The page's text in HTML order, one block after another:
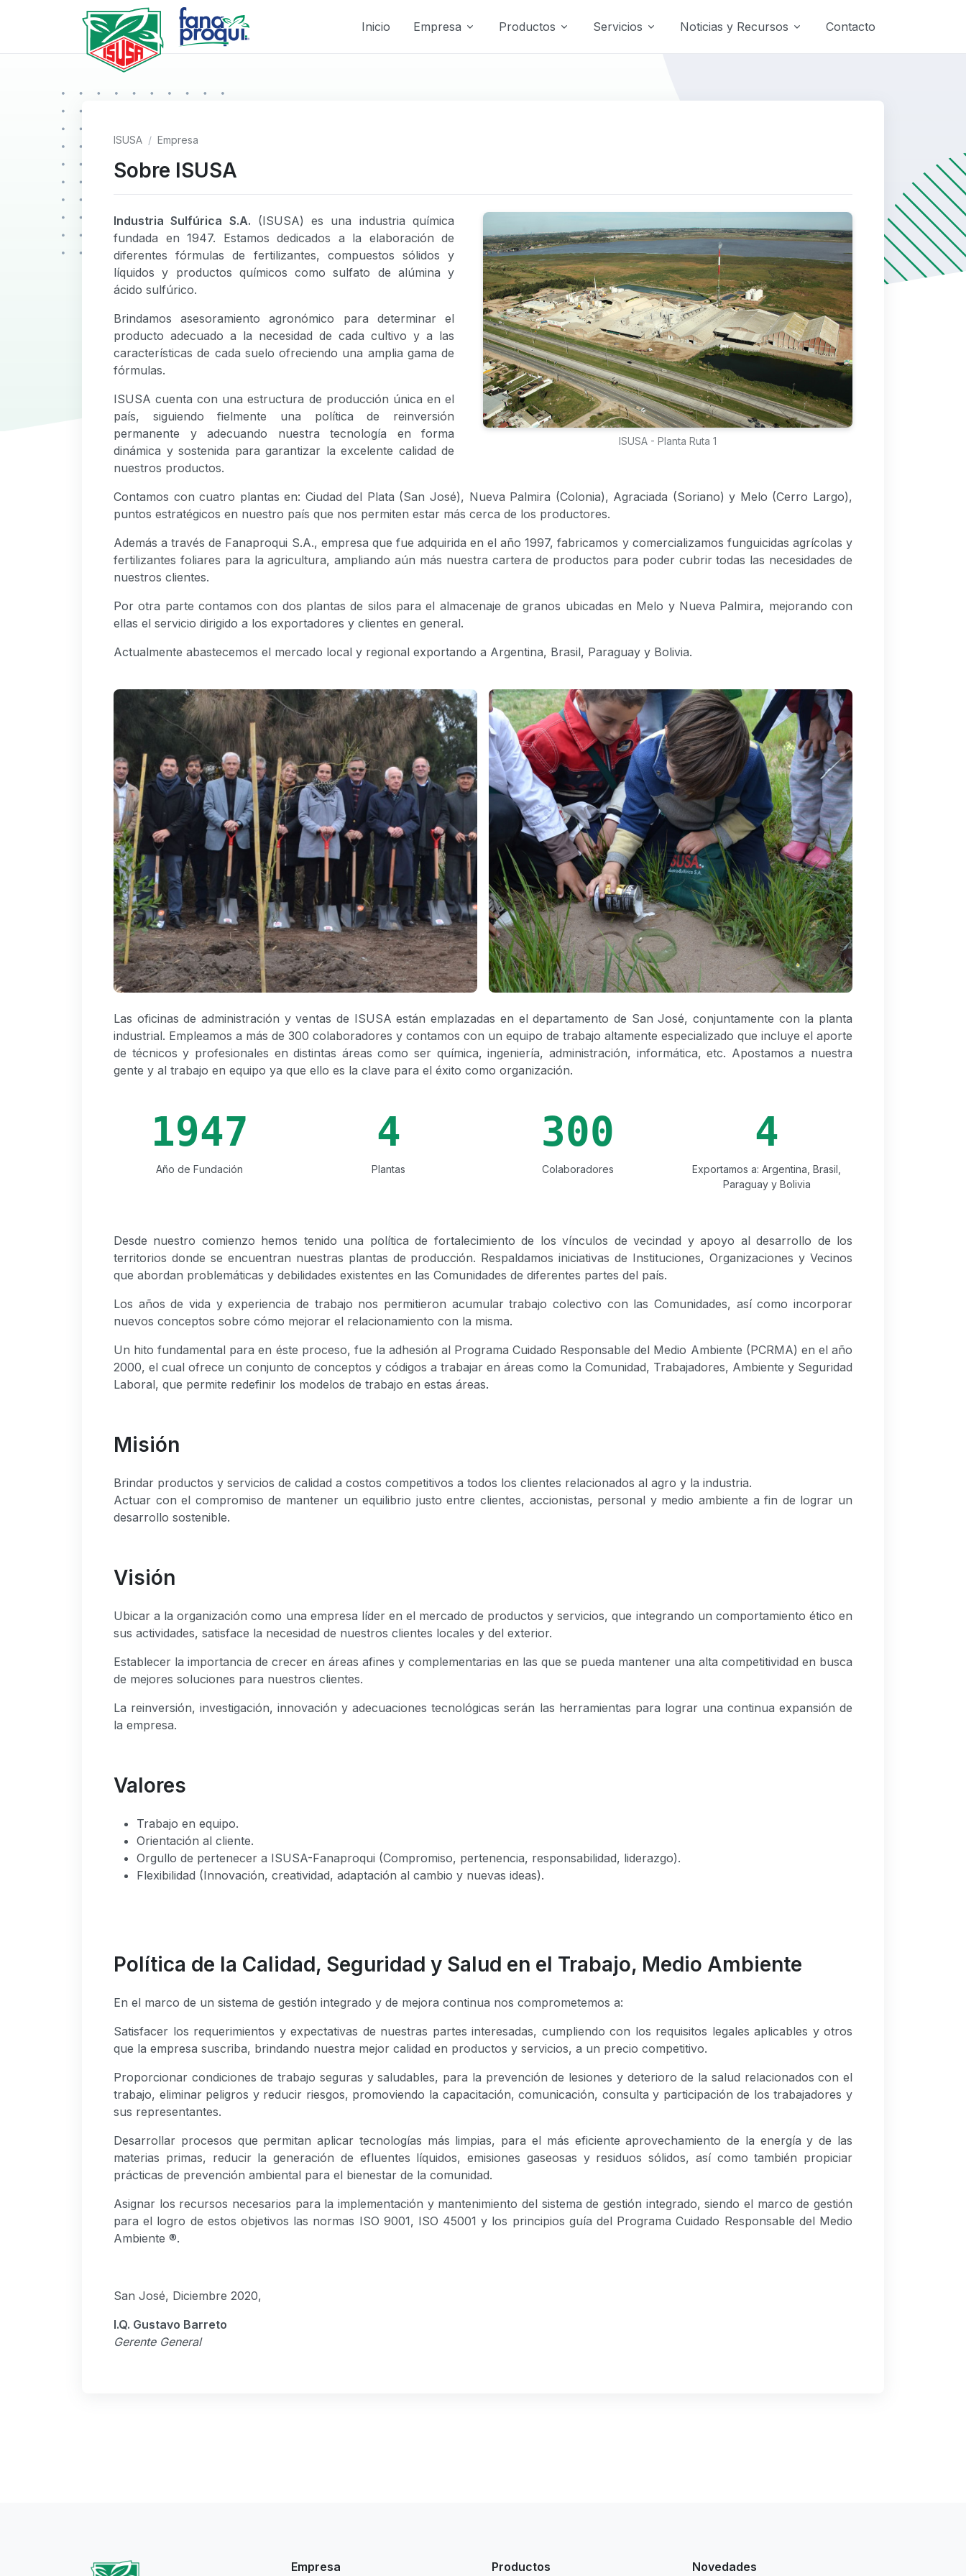
Inicio Empresa Productos Servicios Noticias y Recursos Contacto
ISUSA Empresa
Sobre ISUSA
ISUSA - Planta Ruta 1
Industria Sulfúrica S.A. (ISUSA) es una industria química
fundada en 1947. Estamos dedicados a la elaboración de
diferentes fórmulas de fertilizantes, compuestos sólidos y
líquidos y productos químicos como sulfato de alúmina y
ácido sulfúrico.
Brindamos asesoramiento agronómico para determinar el
producto adecuado a la necesidad de cada cultivo y a las
características de cada suelo ofreciendo una amplia gama de
fórmulas.
ISUSA cuenta con una estructura de producción única en el
país, siguiendo fielmente una política de reinversión
permanente y adecuando nuestra tecnología en forma
dinámica y sostenida para garantizar la excelente calidad de
nuestros productos.
Contamos con cuatro plantas en: Ciudad del Plata (San José), Nueva Palmira (Colonia), Agraciada (Soriano) y Melo (Cerro Largo),
puntos estratégicos en nuestro país que nos permiten estar más cerca de los productores.
Además a través de Fanaproqui S.A., empresa que fue adquirida en el año 1997, fabricamos y comercializamos funguicidas agrícolas y
fertilizantes foliares para la agricultura, ampliando aún más nuestra cartera de productos para poder cubrir todas las necesidades de
nuestros clientes.
Por otra parte contamos con dos plantas de silos para el almacenaje de granos ubicadas en Melo y Nueva Palmira, mejorando con
ellas el servicio dirigido a los exportadores y clientes en general.
Actualmente abastecemos el mercado local y regional exportando a Argentina, Brasil, Paraguay y Bolivia.
Las oficinas de administración y ventas de ISUSA están emplazadas en el departamento de San José, conjuntamente con la planta
industrial. Empleamos a más de 300 colaboradores y contamos con un equipo de trabajo altamente especializado que incluye el aporte
de técnicos y profesionales en distintas áreas como ser química, ingeniería, administración, informática, etc. Apostamos a nuestra
gente y al trabajo en equipo ya que ello es la clave para el éxito como organización.
1947
Año de Fundación
4
Plantas
300
Colaboradores
4
Exportamos a: Argentina, Brasil,
Paraguay y Bolivia
Desde nuestro comienzo hemos tenido una política de fortalecimiento de los vínculos de vecindad y apoyo al desarrollo de los
territorios donde se encuentran nuestras plantas de producción. Respaldamos iniciativas de Instituciones, Organizaciones y Vecinos
que abordan problemáticas y debilidades existentes en las Comunidades de diferentes partes del país.
Los años de vida y experiencia de trabajo nos permitieron acumular trabajo colectivo con las Comunidades, así como incorporar
nuevos conceptos sobre cómo mejorar el relacionamiento con la misma.
Un hito fundamental para en éste proceso, fue la adhesión al Programa Cuidado Responsable del Medio Ambiente (PCRMA) en el año
2000, el cual ofrece un conjunto de conceptos y códigos a trabajar en áreas como la Comunidad, Trabajadores, Ambiente y Seguridad
Laboral, que permite redefinir los modelos de trabajo en estas áreas.
Misión
Brindar productos y servicios de calidad a costos competitivos a todos los clientes relacionados al agro y la industria.
Actuar con el compromiso de mantener un equilibrio justo entre clientes, accionistas, personal y medio ambiente a fin de lograr un
desarrollo sostenible.
Visión
Ubicar a la organización como una empresa líder en el mercado de productos y servicios, que integrando un comportamiento ético en
sus actividades, satisface la necesidad de nuestros clientes locales y del exterior.
Establecer la importancia de crecer en áreas afines y complementarias en las que se pueda mantener una alta competitividad en busca
de mejores soluciones para nuestros clientes.
La reinversión, investigación, innovación y adecuaciones tecnológicas serán las herramientas para lograr una continua expansión de
la empresa.
Valores
Trabajo en equipo.
Orientación al cliente.
Orgullo de pertenecer a ISUSA-Fanaproqui (Compromiso, pertenencia, responsabilidad, liderazgo).
Flexibilidad (Innovación, creatividad, adaptación al cambio y nuevas ideas).
Política de la Calidad, Seguridad y Salud en el Trabajo, Medio Ambiente
En el marco de un sistema de gestión integrado y de mejora continua nos comprometemos a:
Satisfacer los requerimientos y expectativas de nuestras partes interesadas, cumpliendo con los requisitos legales aplicables y otros
que la empresa suscriba, brindando nuestra mejor calidad en productos y servicios, a un precio competitivo.
Proporcionar condiciones de trabajo seguras y saludables, para la prevención de lesiones y deterioro de la salud relacionados con el
trabajo, eliminar peligros y reducir riesgos, promoviendo la capacitación, comunicación, consulta y participación de los trabajadores y
sus representantes.
Desarrollar procesos que permitan aplicar tecnologías más limpias, para el más eficiente aprovechamiento de la energía y de las
materias primas, reducir la generación de efluentes líquidos, emisiones gaseosas y residuos sólidos, así como también propiciar
prácticas de prevención ambiental para el bienestar de la comunidad.
Asignar los recursos necesarios para la implementación y mantenimiento del sistema de gestión integrado, siendo el marco de gestión
para el logro de estos objetivos las normas ISO 9001, ISO 45001 y los principios guía del Programa Cuidado Responsable del Medio
Ambiente ®.
San José, Diciembre 2020,
I.Q. Gustavo Barreto
Gerente General
Empresa Productos Novedades